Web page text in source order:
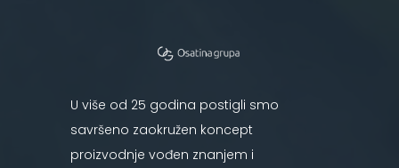
U više od 25 godina postigli smo
savršeno zaokružen koncept
proizvodnje vođen znanjem i